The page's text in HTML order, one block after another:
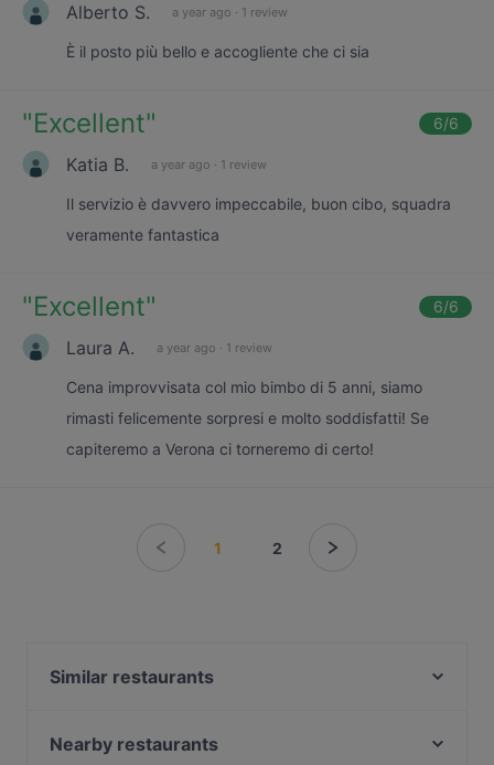
Alberto S. a year ago · 1 review
È il posto più bello e accogliente che ci sia
"Excellent" 6/6
Katia B. a year ago · 1 review
Il servizio è davvero impeccabile, buon cibo, squadra
veramente fantastica
"Excellent" 6/6
Laura A. a year ago · 1 review
Cena improvvisata col mio bimbo di 5 anni, siamo
rimasti felicemente sorpresi e molto soddisfatti! Se
capiteremo a Verona ci torneremo di certo!
1 2
Similar restaurants
Bottega & Tavola di Corte Palazzina
Nearby restaurants